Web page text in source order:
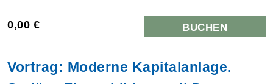
0,00 € BUCHEN
Vortrag: Moderne Kapitalanlage.